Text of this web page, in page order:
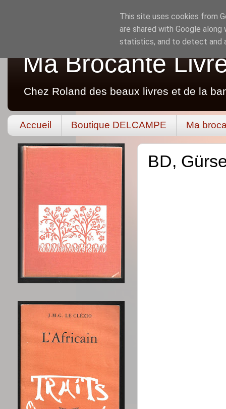
Ma Brocante
Chez Roland des beaux livres et de la
Accueil Boutique DELCAMPE Ma
BD,
This site uses cookies from
are shared with Google
statistics, and to detect and